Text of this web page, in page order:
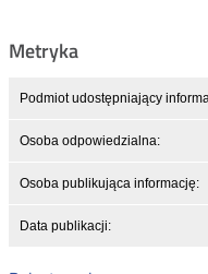
Metryka
Podmiot udostępniający
Osoba odpowiedzialna:
Osoba publikująca informację:
Data publikacji: